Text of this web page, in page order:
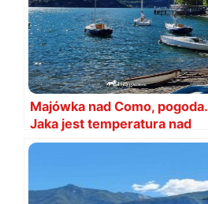
Majówka nad Como, pogoda.
Jaka jest temperatura nad
Como w majówkę?